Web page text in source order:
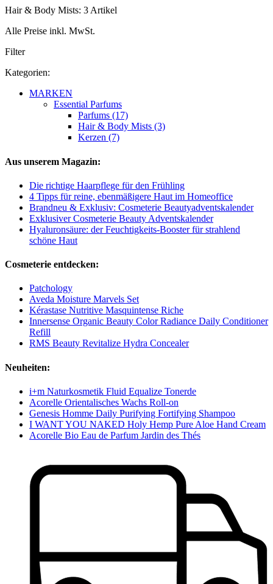
Hair & Body Mists: 3 Artikel
Alle Preise inkl. MwSt.
Filter
Kategorien:
MARKEN
Essential Parfums
Parfums (17)
Hair & Body Mists (3)
Kerzen (7)
Aus unserem Magazin:
Die richtige Haarpflege für den Frühling
4 Tipps für reine, ebenmäßigere Haut im Homeoffice
Brandneu & Exklusiv: Cosmeterie Beautyadventskalender
Exklusiver Cosmeterie Beauty Adventskalender
Hyaluronsäure: der Feuchtigkeits-Booster für strahlend
schöne Haut
Cosmeterie entdecken:
Patchology
Aveda Moisture Marvels Set
Kérastase Nutritive Masquintense Riche
Innersense Organic Beauty Color Radiance Daily Conditioner
Refill
RMS Beauty Revitalize Hydra Concealer
Neuheiten:
i+m Naturkosmetik Fluid Equalize Tonerde
Acorelle Orientalisches Wachs Roll-on
Genesis Homme Daily Purifying Fortifying Shampoo
I WANT YOU NAKED Holy Hemp Pure Aloe Hand Cream
Acorelle Bio Eau de Parfum Jardin des Thés